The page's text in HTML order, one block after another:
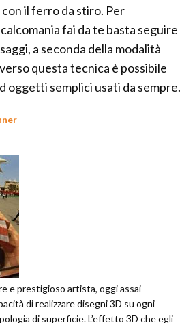
il ferro da stiro. Per
fai da te basta seguire
a seconda della modalità
questa tecnica è possibile
oggetti semplici usati da sempre.
e prestigioso artista, oggi assai
di realizzare disegni 3D su ogni
di superficie. L’effetto 3D che egli